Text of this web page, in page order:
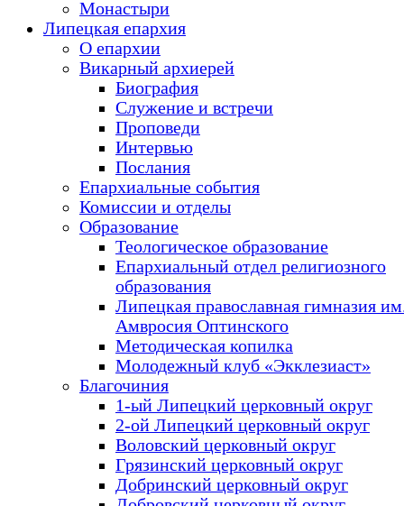
Монастыри
Липецкая епархия
О епархии
Викарный архиерей
Биография
Служение и встречи
Проповеди
Интервью
Послания
Епархиальные события
Комиссии и отделы
Образование
Теологическое образование
Епархиальный отдел религиозного
образования
Липецкая православная гимназия
Амвросия Оптинского
Методическая копилка
Молодежный клуб «Экклезиаст»
Благочиния
1-ый Липецкий церковный округ
2-ой Липецкий церковный округ
Воловский церковный округ
Грязинский церковный округ
Добринский церковный округ